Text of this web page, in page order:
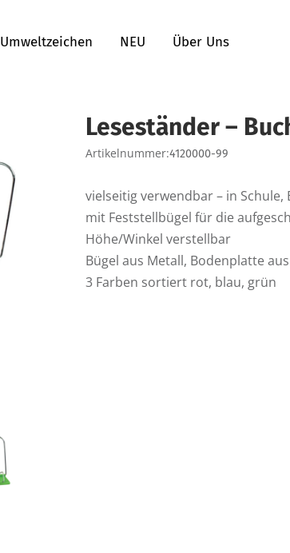
Umweltzeichen NEU Über Uns
Leseständer –
Artikelnummer:4120000-99
vielseitig verwendbar – in
mit Feststellbügel für die
Höhe/Winkel verstellbar
Bügel aus Metall, Bodenplatte
3 Farben sortiert rot, blau, grün